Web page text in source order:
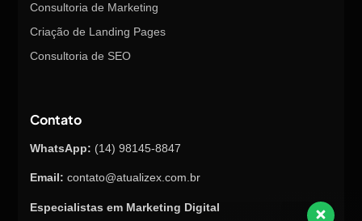
Consultoria de Marketing
Criação de Landing Pages
Consultoria de SEO
Contato
WhatsApp: (14) 98145-8847
Email: contato@atualizex.com.br
Especialistas em Marketing Digital